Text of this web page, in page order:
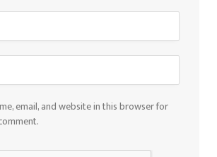
email, and website in this browser for